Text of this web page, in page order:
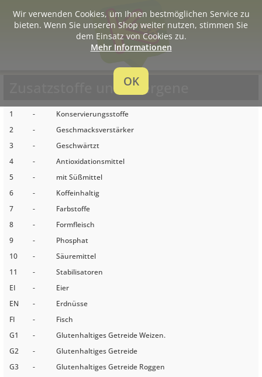
Zusatzstoffe und Allergene
1 -
Konservierungsstoffe
2
-
Geschmacksverstärker
3
-
Geschwärtzt
4
-
Antioxidationsmittel
5
-
mit Süßmittel
6
-
Koffeinhaltig
7
-
Farbstoffe
8
-
Formfleisch
9
-
Phosphat
10
-
Säuremittel
11
-
Stabilisatoren
EI
-
Eier
EN
-
Erdnüsse
FI
-
Fisch
G1
-
Glutenhaltiges Getreide Weizen.
G2
-
Glutenhaltiges Getreide
G3
-
Glutenhaltiges Getreide Roggen
Wir verwenden Cookies, um Ihnen bestmöglichen Service zu
bieten. Wenn Sie unseren Shop weiter nutzen, stimmen Sie
dem Einsatz von Cookies zu.
Mehr Informationen
OK